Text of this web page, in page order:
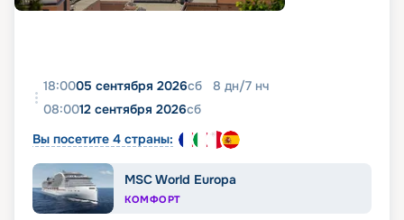
18:0005 сентября 2026сб 8 дн/7 нч
08:0012 сентября 2026сб
Вы посетите 4 страны:
MSC World Europa
КОМФОРТ